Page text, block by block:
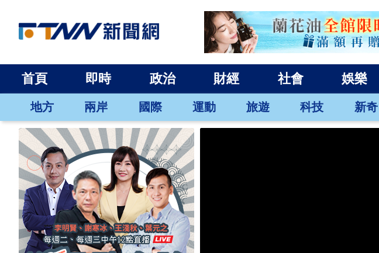
首頁 即時 政治 財經 社會 娛樂
地方 兩岸 國際 運動 旅遊 科技 新奇